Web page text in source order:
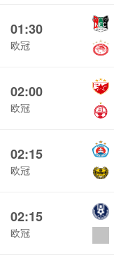
01:30
欧冠
02:00
欧冠
02:15
欧冠
02:15
欧冠